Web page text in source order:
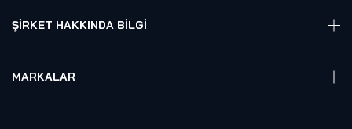
Sepet
ŞIRKET HAKKINDA BILGI
Referanslarımız
MARKALAR